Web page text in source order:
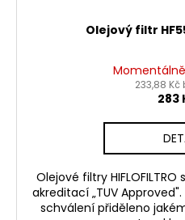
Olejový filtr
233,88 Kč
283
Olejové filtry
akreditací „TUV
schválení přiděleno